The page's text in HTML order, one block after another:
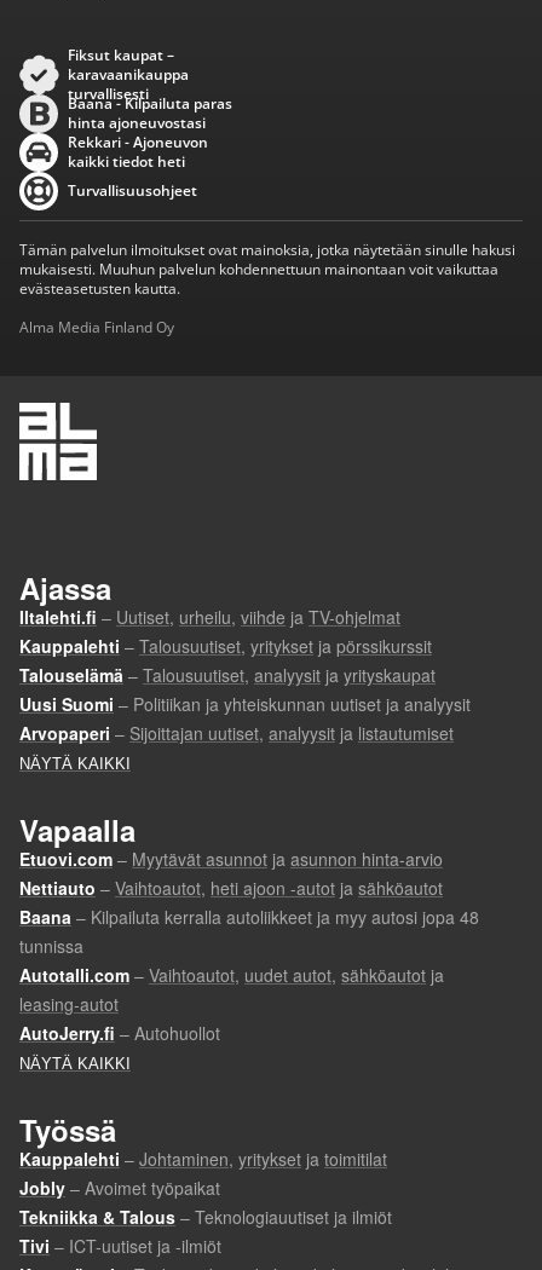
Fiksut kaupat –
karavaanikauppa
turvallisesti
Baana - Kilpailuta paras
hinta ajoneuvostasi
Rekkari - Ajoneuvon
kaikki tiedot heti
Turvallisuusohjeet
Tämän palvelun ilmoitukset ovat mainoksia, jotka näytetään sinulle hakusi
mukaisesti. Muuhun palvelun kohdennettuun mainontaan voit vaikuttaa
evästeasetusten kautta.
Alma Media Finland Oy